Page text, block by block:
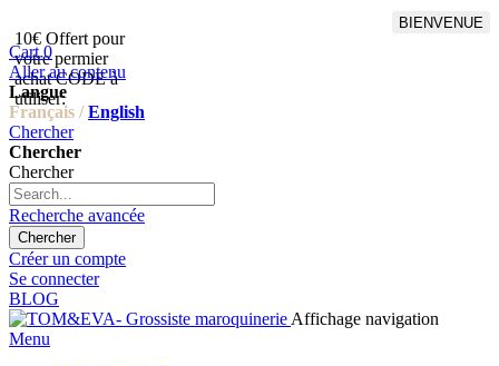
10€ Offert pour
votre permier
achat CODE à
utiliser:
BIENVENUE
Cart 0
Aller au contenu
Langue
Français / English
Chercher
Chercher
Chercher
Recherche avancée
Chercher
Créer un compte
Se connecter
BLOG
Affichage navigation
Menu